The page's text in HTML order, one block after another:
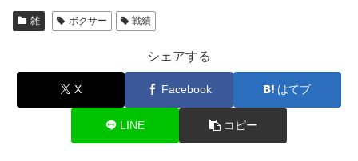
雑 ボクサー 戦績
シェアする
X Facebook はてブ
LINE コピー